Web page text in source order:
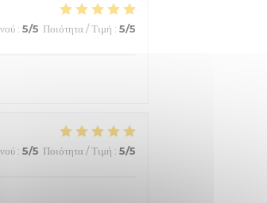
: 5/5 Ποιότητα / Τιμή : 5/5
: 5/5 Ποιότητα / Τιμή : 5/5